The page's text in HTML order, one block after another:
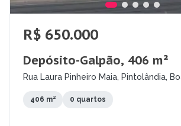
R$ 650.000
Depósito-Galpão, 406 m²
Rua Laura Pinheiro Maia, Pintolândia,
406 m² 0 quartos